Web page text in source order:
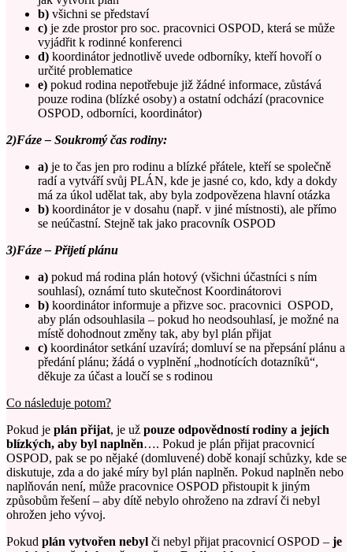
b) všichni se představí
c) je zde prostor pro soc. pracovnici OSPOD, která se může
vyjádřit k rodinné konferenci
d) koordinátor jednotlivě uvede odborníky, kteří hovoří o
určité problematice
e) pokud rodina nepotřebuje již žádné informace, zůstává
pouze rodina (blízké osoby) a ostatní odchází (pracovnice
OSPOD, odborníci, koordinátor)
2)Fáze – Soukromý čas rodiny:
a) je to čas jen pro rodinu a blízké přátele, kteří se společně
radí a vytváří svůj PLÁN, kde je jasné co, kdo, kdy a dokdy
má za úkol udělat tak, aby byla zodpovězena hlavní otázka
b) koordinátor je v dosahu (např. v jiné místnosti), ale přímo
se neúčastní. Stejně tak jako pracovník OSPOD
3)Fáze – Přijetí plánu
a) pokud má rodina plán hotový (všichni účastníci s ním
souhlasí), oznámí tuto skutečnost Koordinátorovi
b) koordinátor informuje a přizve soc. pracovnici OSPOD,
aby plán odsouhlasila – pokud ho neodsouhlasí, je možné na
místě dohodnout změny tak, aby byl plán přijat
c) koordinátor setkání uzavírá; domluví se na přepsání plánu a
předání plánu; žádá o vyplnění „hodnotících dotazníků“,
děkuje za účast a loučí se s rodinou
Co následuje potom?
Pokud je plán přijat, je už pouze odpovědností rodiny a jejích
blízkých, aby byl naplněn…. Pokud je plán přijat pracovnicí
OSPOD, pak se po nějaké (domluvené) době konají schůzky, kde se
diskutuje, zda a do jaké míry byl plán naplněn. Pokud naplněn nebo
naplňován není, může pracovnice OSPOD přistoupit k jiným
způsobům řešení – aby dítě nebylo ohroženo na zdraví či nebyl
ohrožen jeho vývoj.
Pokud plán vytvořen nebyl či nebyl přijat pracovnicí OSPOD – je